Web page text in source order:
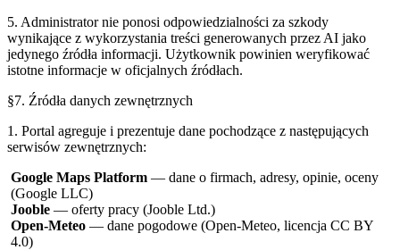
5. Administrator nie ponosi odpowiedzialności za szkody
wynikające z wykorzystania treści generowanych przez AI jako
jedynego źródła informacji. Użytkownik powinien weryfikować
istotne informacje w oficjalnych źródłach.
§7. Źródła danych zewnętrznych
1. Portal agreguje i prezentuje dane pochodzące z następujących
serwisów zewnętrznych:
Google Maps Platform — dane o firmach, adresy, opinie, oceny
(Google LLC)
Jooble — oferty pracy (Jooble Ltd.)
Open-Meteo — dane pogodowe (Open-Meteo, licencja CC BY
4.0)